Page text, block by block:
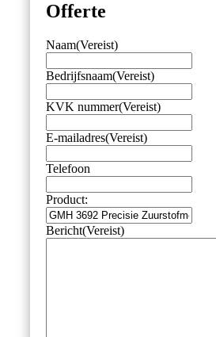
Offerte
Naam(Vereist)
Bedrijfsnaam(Vereist)
KVK nummer(Vereist)
E-mailadres(Vereist)
Telefoon
Product:
Bericht(Vereist)